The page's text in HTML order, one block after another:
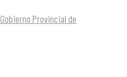
Gobierno Provincial de